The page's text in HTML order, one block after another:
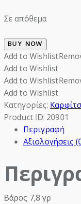
Σε απόθεμα
BUY NOW
Add to Wishlist
Add to Wishlist
Add to Wishlist
Add to Wishlist
Κατηγορίες:
Product ID: 20901
Περιγραφή
Αξιολογήσεις
Βάρος 7,8 γρ